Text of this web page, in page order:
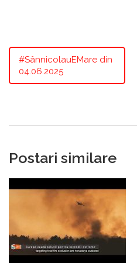
#SânnicolauEMare din
04.06.2025
Postari similare